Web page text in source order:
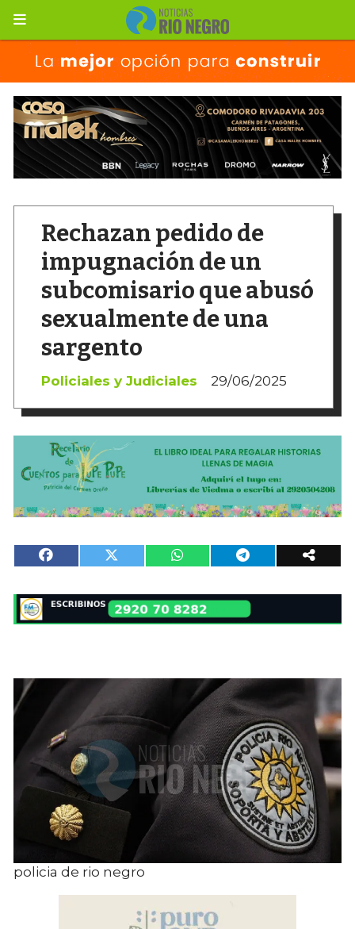
Rechazan pedido de
impugnación de un
subcomisario que abusó
sexualmente de una
sargento
Policiales y Judiciales 29/06/2025
policia de rio negro